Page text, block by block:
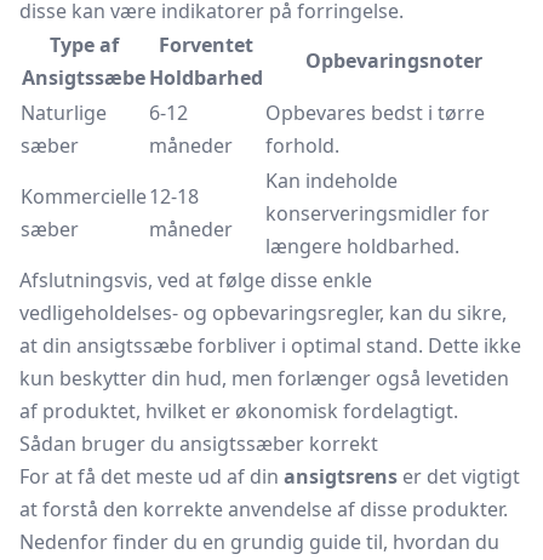
disse kan være indikatorer på forringelse.
Type af
Ansigtssæbe
Forventet
Holdbarhed
Opbevaringsnoter
Naturlige
sæber
6-12
måneder
Opbevares bedst i tørre
forhold.
Kommercielle
sæber
12-18
måneder
Kan indeholde
konserveringsmidler for
længere holdbarhed.
Afslutningsvis, ved at følge disse enkle
vedligeholdelses- og opbevaringsregler, kan du sikre,
at din ansigtssæbe forbliver i optimal stand. Dette ikke
kun beskytter din hud, men forlænger også levetiden
af produktet, hvilket er økonomisk fordelagtigt.
Sådan bruger du ansigtssæber korrekt
For at få det meste ud af din ansigtsrens er det vigtigt
at forstå den korrekte anvendelse af disse produkter.
Nedenfor finder du en grundig guide til, hvordan du